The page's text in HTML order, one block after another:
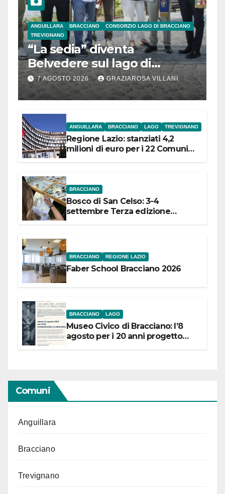
ANGUILLARA BRACCIANO
CONSORZIO LAGO DI BRACCIANO
TREVIGNANO
“La sedia” diventa
Belvedere sul lago di
Bracciano: ieri
l’inaugurazione
7 AGOSTO 2026 GRAZIAROSA VILLANI
ANGUILLARA BRACCIANO LAGO TREVIGNANO
Regione Lazio: stanziati 4,2
milioni di euro per i 22 Comuni
BRACCIANO
Bosco di San Celso: 3-4
settembre Terza edizione
BRACCIANO REGIONE LAZIO
Faber School Bracciano 2026
BRACCIANO LAGO
Museo Civico di Bracciano: l’8
agosto per i 20 anni progetto
Comuni
Anguillara
Bracciano
Trevignano